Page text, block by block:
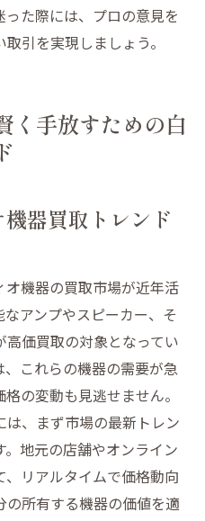
た際には、プロの意見を
引を実現しましょう。
く手放すための白
器買取トレンド
機器の買取市場が近年活
アンプやスピーカー、そ
価買取の対象となってい
これらの機器の需要が急
の変動も見逃せません。
、まず市場の最新トレン
地元の店舗やオンライン
リアルタイムで価格動向
の所有する機器の価値を適